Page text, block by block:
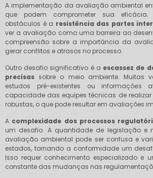
A implementação da avaliação ambiental
que podem comprometer sua
obstáculos é a resistência das partes
ver a avaliação como uma barreira ao
compreensão sobre a importância da
gerar conflitos e atrasos no processo.
Outro desafio significativo é a escassez de
precisas sobre o meio ambiente. Muitas
estudos pré-existentes ou informações
capacidade das equipes técnicas de
robustas, o que pode resultar em avaliações
A complexidade dos processos
um desafio. A quantidade de legislação e
avaliação ambiental pode ser confusa e
estados, tornando a conformidade um
Isso requer conhecimento especializado e
constante das mudanças nas